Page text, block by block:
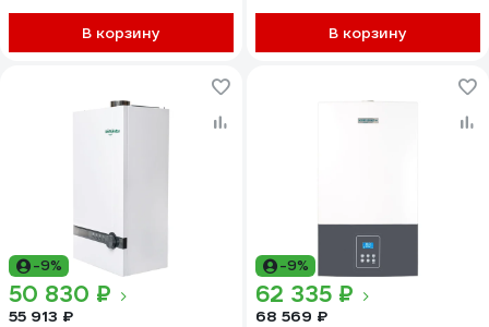
В корзину В корзину
-9%
50 830 ₽
55 913 ₽
-9%
62 335 ₽
68 569 ₽